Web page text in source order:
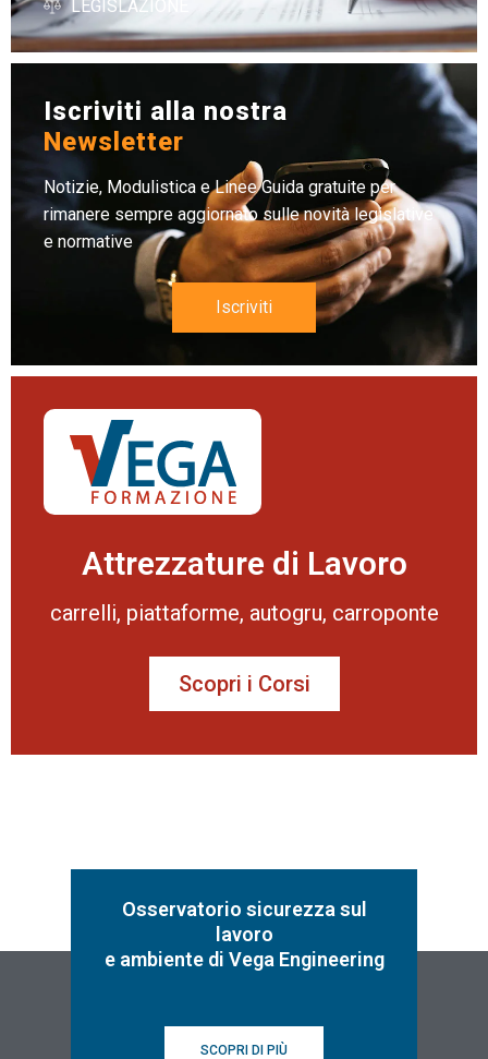
LEGISLAZIONE
Iscriviti alla nostra
Newsletter
Notizie, Modulistica e Linee Guida gratuite per
rimanere sempre aggiornato sulle novità legislative
e normative
Iscriviti
Attrezzature di Lavoro
carrelli, piattaforme, autogru, carroponte
Scopri i Corsi
Osservatorio sicurezza sul
lavoro
e ambiente di Vega Engineering
SCOPRI DI PIÙ